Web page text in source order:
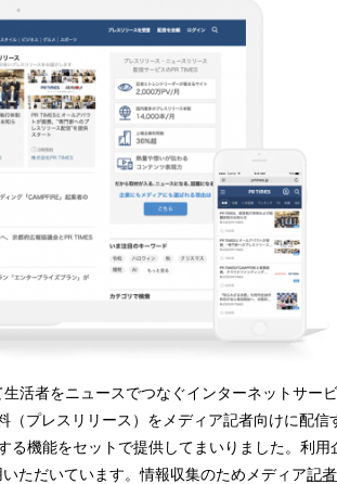
活者をニュースでつなぐインターネットサー
（プレスリリース）をメディア記者向けに配信
機能をセットで提供してまいりました。利用
いただいています。情報収集のためメディア記者